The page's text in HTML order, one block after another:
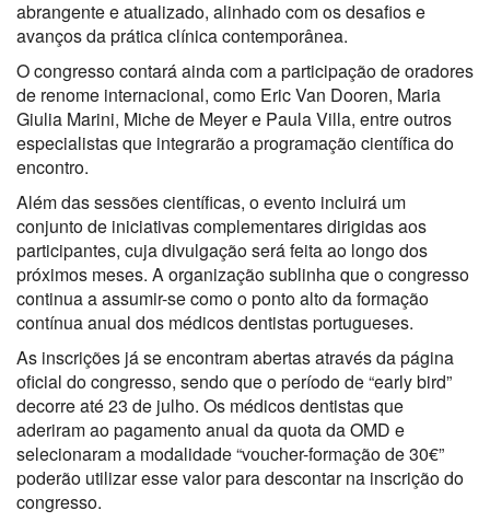
abrangente e atualizado, alinhado com os desafios e
avanços da prática clínica contemporânea.
O congresso contará ainda com a participação de oradores
de renome internacional, como Eric Van Dooren, Maria
Giulia Marini, Miche de Meyere Paula Villa, entre outros
especialistas que integrarão a programação científica do
encontro.
Além das sessões científicas, o evento incluirá um
conjunto de iniciativas complementares dirigidas aos
participantes, cuja divulgação será feita ao longo dos
próximos meses. A organização sublinha que o congresso
continua a assumir-se como o ponto alto da formação
contínua anual dos médicos dentistas portugueses.
As inscrições já se encontram abertas através da página
oficial do congresso, sendo que o período de “early bird”
decorre até 23 de julho. Os médicos dentistas que
aderiram ao pagamento anual da quota da OMD e
selecionaram a modalidade “voucher-formação de 30€”
poderão utilizar esse valor para descontar na inscrição do
congresso.